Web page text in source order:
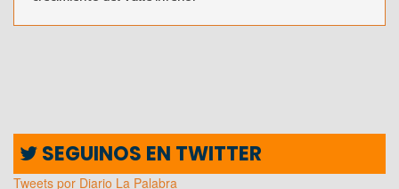
SEGUINOS EN TWITTER
Tweets por Diario La Palabra